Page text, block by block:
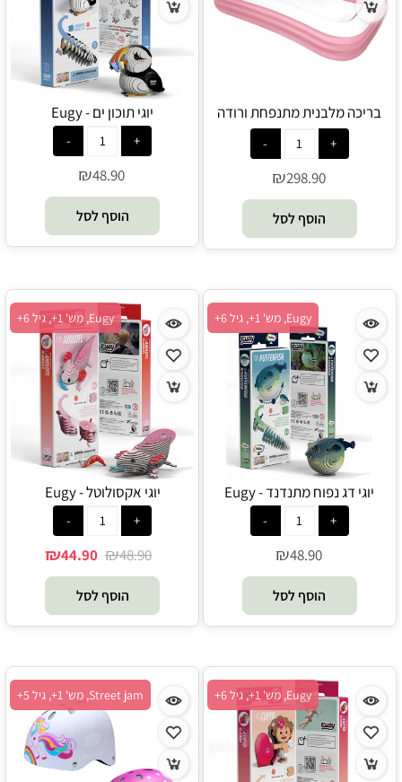
בריכה מלבנית מתנפחת ורודה
58487 - Intex
₪298.90
הוסף לסל
יוגי תוכון ים - Eugy
₪48.90
הוסף לסל
Eugy, מש' 1+, גיל 6+
יוגי דג נפוח מתנדנד - Eugy
₪48.90
הוסף לסל
Eugy, מש' 1+, גיל 6+
יוגי אקסולוטל - Eugy
₪48.90
₪44.90
הוסף לסל
Eugy, מש' 1+, גיל 6+ Street jam, מש' 1+, גיל 5+